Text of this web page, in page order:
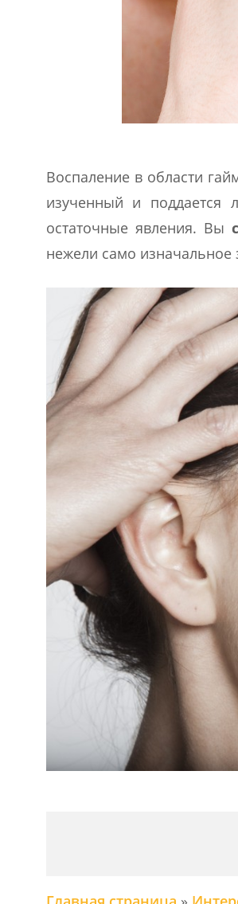
Воспаление в области
изученный и поддается
остаточные явления. Вы
нежели само изначальное